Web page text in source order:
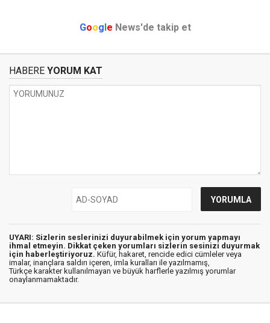
Google News'de takip et
HABERE YORUM KAT
UYARI: Sizlerin seslerinizi duyurabilmek için yorum yapmayı
ihmal etmeyin. Dikkat çeken yorumları sizlerin sesinizi duyurmak
için haberleştiriyoruz. Küfür, hakaret, rencide edici cümleler veya
imalar, inançlara saldırı içeren, imla kuralları ile yazılmamış,
Türkçe karakter kullanılmayan ve büyük harflerle yazılmış yorumlar
onaylanmamaktadır.